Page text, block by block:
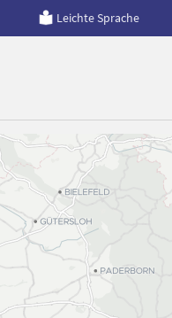
Leichte Sprache